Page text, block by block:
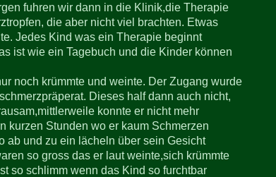
fuhren wir dann in die Klinik,die Therapie
die aber nicht viel brachten. Etwas
Jedes Kind was ein Therapie beginnt
ist wie ein Tagebuch und die Kinder können
noch krümmte und weinte. Der Zugang wurde
Dieses half dann auch nicht,
konnte er nicht mehr
kurzen Stunden wo er kaum Schmerzen
ab und zu ein lächeln über sein Gesicht
so gross das er laut weinte,sich krümmte
so schlimm wenn das Kind so furchtbar